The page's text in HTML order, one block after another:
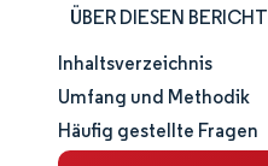
ÜBER DIESEN BERICHT
Marktgröße und -anteil
Marktanalyse
Inhaltsverzeichnis
Umfang und Methodik
Häufig gestellte Fragen